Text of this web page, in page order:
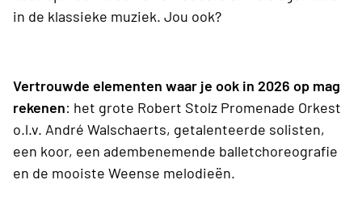
in de klassieke muziek. Jou ook?
Vertrouwde elementen waar je ook in 2026 op mag
rekenen: het grote Robert Stolz Promenade Orkest
o.l.v. André Walschaerts, getalenteerde solisten,
een koor, een adembenemende balletchoreografie
en de mooiste Weense melodieën.